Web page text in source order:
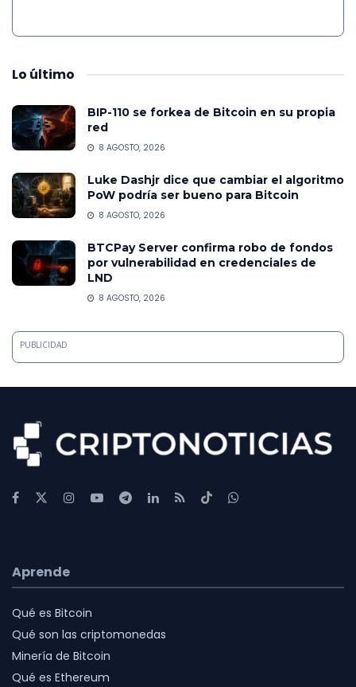
Lo último
BIP-110 se forkea de Bitcoin en su propia
red
8 AGOSTO, 2026
Luke Dashjr dice que cambiar el algoritmo
PoW podría ser bueno para Bitcoin
8 AGOSTO, 2026
BTCPay Server confirma robo de fondos
por vulnerabilidad en credenciales de
LND
8 AGOSTO, 2026
PUBLICIDAD
Aprende
Qué es Bitcoin
Qué son las criptomonedas
Minería de Bitcoin
Qué es Ethereum